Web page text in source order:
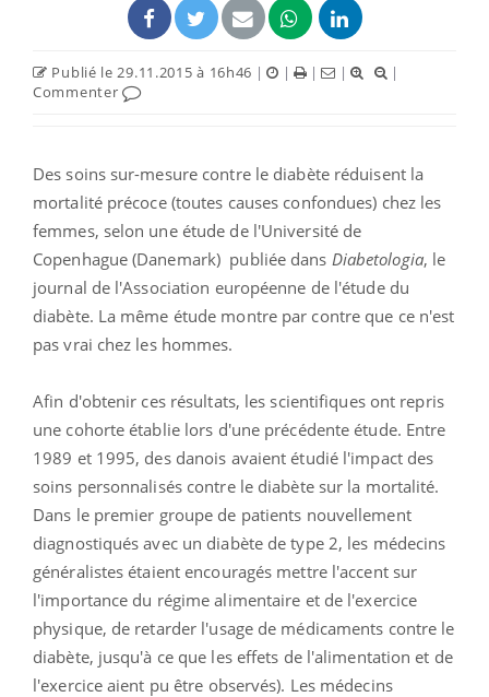
Publié le 29.11.2015 à 16h46 | | | |
|
Commenter
Des soins sur-mesure contre le diabète réduisent la
mortalité précoce (toutes causes confondues) chez les
femmes, selon une étude de l'Université de
Copenhague (Danemark) publiée dans Diabetologia, le
journal de l'Association européenne de l'étude du
diabète. La même étude montre par contre que ce n'est
pas vrai chez les hommes.
Afin d'obtenir ces résultats, les scientifiques ont repris
une cohorte établie lors d'une précédente étude. Entre
1989 et 1995, des danois avaient étudié l'impact des
soins personnalisés contre le diabète sur la mortalité.
Dans le premier groupe de patients nouvellement
diagnostiqués avec un diabète de type 2, les médecins
généralistes étaient encouragés mettre l'accent sur
l'importance du régime alimentaire et de l'exercice
physique, de retarder l'usage de médicaments contre le
diabète, jusqu'à ce que les effets de l'alimentation et de
l'exercice aient pu être observés). Les médecins